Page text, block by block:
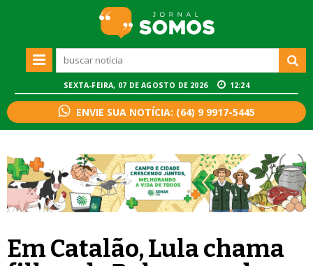
SEXTA-FEIRA, 07 DE AGOSTO DE 2026 12:24
ENVIE SUA NOTÍCIA: (64) 9 9917-5445
Em Catalão, Lula chama